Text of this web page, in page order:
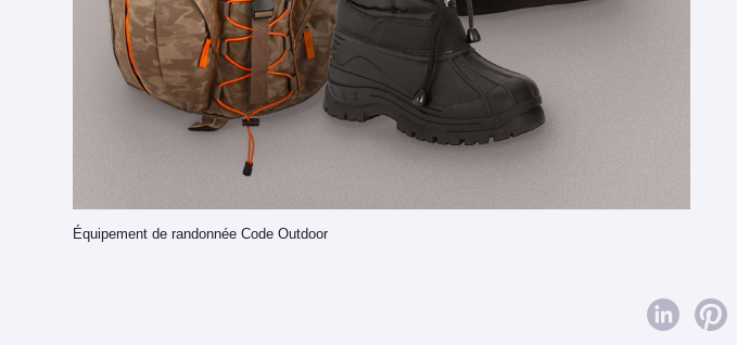
Équipement de randonnée Code Outdoor